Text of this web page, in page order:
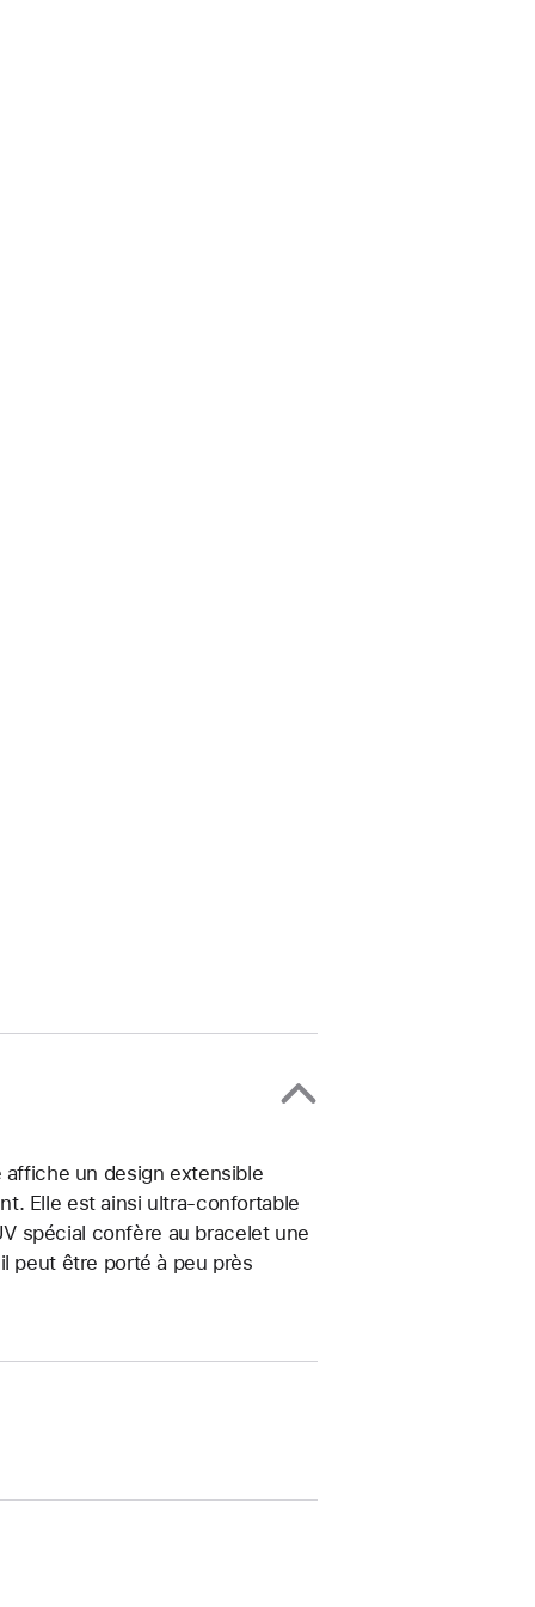
un design extensible
Elle est ainsi ultra-confortable
spécial confère au bracelet une
peut être porté à peu près